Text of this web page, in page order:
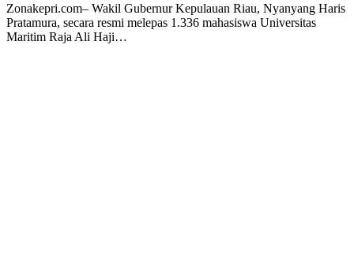
Zonakepri.com– Wakil Gubernur Kepulauan Riau, Nyanyang Haris
Pratamura, secara resmi melepas 1.336 mahasiswa Universitas
Maritim Raja Ali Haji…